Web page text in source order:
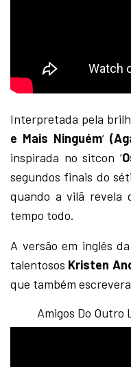
Interpretada pela
e Mais Ninguém‘
inspirada no sitcon ‘
segundos finais do
quando a vilã revela
tempo todo.
A versão em inglês
talentosos Kristen
que também
Amigos Do Outro